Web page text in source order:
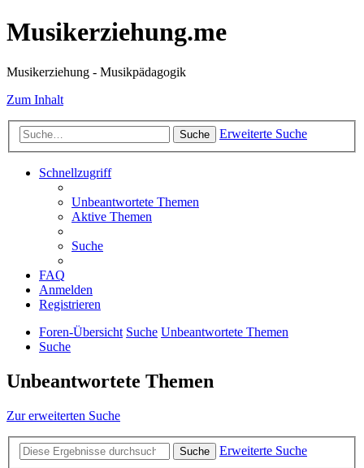
Musikerziehung.me
Musikerziehung - Musikpädagogik
Zum Inhalt
Suche Erweiterte Suche
Schnellzugriff
Unbeantwortete Themen
Aktive Themen
Suche
FAQ
Anmelden
Registrieren
Foren-Übersicht Suche Unbeantwortete Themen
Suche
Unbeantwortete Themen
Zur erweiterten Suche
Suche
Erweiterte Suche